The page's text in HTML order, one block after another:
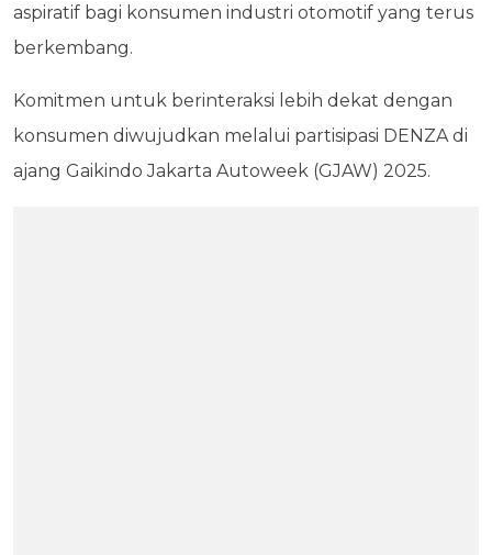
aspiratif bagi konsumen industri otomotif yang terus
berkembang.
Komitmen untuk berinteraksi lebih dekat dengan
konsumen diwujudkan melalui partisipasi DENZA di
ajang Gaikindo Jakarta Autoweek (GJAW) 2025.